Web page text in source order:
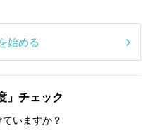
始める
」チェック
いますか？